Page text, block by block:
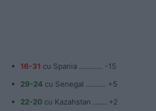
16-31 cu Spania ………… -15
29-24 cu Senegal ………. +5
22-20 cu Kazahstan ……. +2